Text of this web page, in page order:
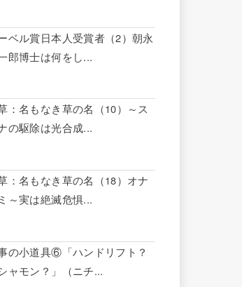
ベル賞日本人受賞者（2）朝永
郎博士は何をし...
：名もなき草の名（10）～ス
の駆除は光合成...
：名もなき草の名（18）オナ
～実は絶滅危惧...
の小道具⑥「ハンドリフト？
ャモン？」（ニチ...